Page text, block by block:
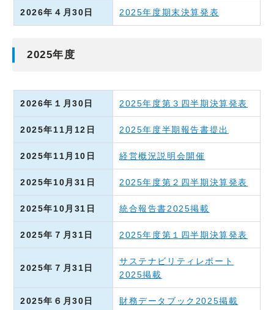
2026年４月30日 2025年度期末決算発表
2025年度
2026年１月30日 2025年度第３四半期決算発表
2025年11月12日 2025年度半期報告書提出
2025年11月10日 経営概況説明会開催
2025年10月31日 2025年度第２四半期決算発表
2025年10月31日 統合報告書2025掲載
2025年７月31日 2025年度第１四半期決算発表
2025年７月31日
サステナビリティレポート
2025掲載
2025年６月30日 財務データブック2025掲載